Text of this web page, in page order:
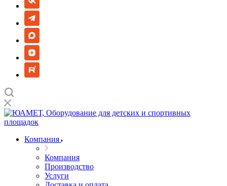
Компания
Компания
Производство
Услуги